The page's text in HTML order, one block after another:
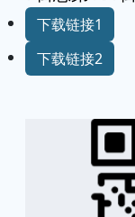
下载链接1
下载链接2